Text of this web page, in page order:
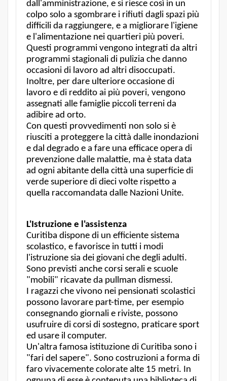
dall'amministrazione, e si riesce così in un
colpo solo a sgombrare i rifiuti dagli spazi più
difficili da raggiungere, e a migliorare l'igiene
e l'alimentazione nei quartieri più poveri.
Questi programmi vengono integrati da altri
programmi stagionali di pulizia che danno
occasioni di lavoro ad altri disoccupati.
Inoltre, per dare ulteriore occasione di
lavoro e di reddito ai più poveri, vengono
assegnati alle famiglie piccoli terreni da
adibire ad orto.
Con questi provvedimenti non solo si è
riusciti a proteggere la città dalle inondazioni
e dal degrado e a fare una efficace opera di
prevenzione dalle malattie, ma è stata data
ad ogni abitante della città una superficie di
verde superiore di dieci volte rispetto a
quella raccomandata dalle Nazioni Unite.
L'Istruzione e l'assistenza
Curitiba dispone di un efficiente sistema
scolastico, e favorisce in tutti i modi
l'istruzione sia dei giovani che degli adulti.
Sono previsti anche corsi serali e scuole
"mobili" ricavate da pullman dismessi.
I ragazzi che vivono nei pensionati scolastici
possono lavorare part-time, per esempio
consegnando giornali e riviste, possono
usufruire di corsi di sostegno, praticare sport
ed usare il computer.
Un'altra famosa istituzione di Curitiba sono i
"fari del sapere". Sono costruzioni a forma di
faro vivacemente colorate alte 15 metri. In